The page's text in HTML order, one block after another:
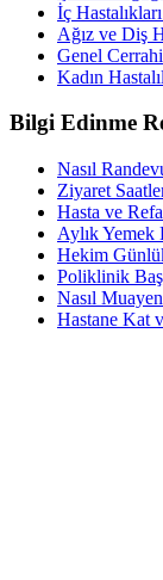
İç
Ağız ve Diş
Genel Cerrahi
Kadın
Bilgi Edinme
Nasıl
Ziyaret
Hasta ve
Aylık Yemek
Hekim
Poliklinik
Nasıl
Hastane Kat